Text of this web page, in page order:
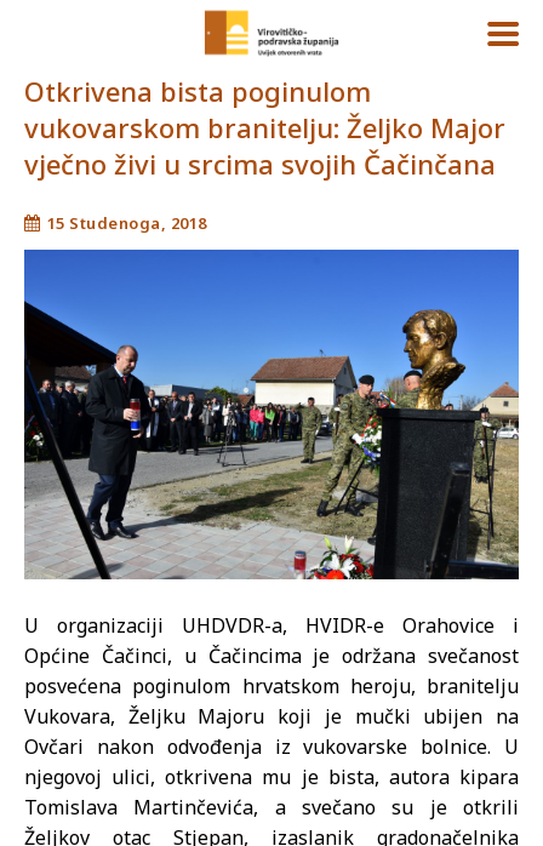
Otkrivena bista poginulom
vukovarskom branitelju: Željko Major
vječno živi u srcima svojih Čačinčana
15 Studenoga, 2018
U organizaciji UHDVDR-a, HVIDR-e Orahovice i
Općine Čačinci, u Čačincima je održana svečanost
posvećena poginulom hrvatskom heroju, branitelju
Vukovara, Željku Majoru koji je mučki ubijen na
Ovčari nakon odvođenja iz vukovarske bolnice. U
njegovoj ulici, otkrivena mu je bista, autora kipara
Tomislava Martinčevića, a svečano su je otkrili
Željkov otac Stjepan, izaslanik gradonačelnika